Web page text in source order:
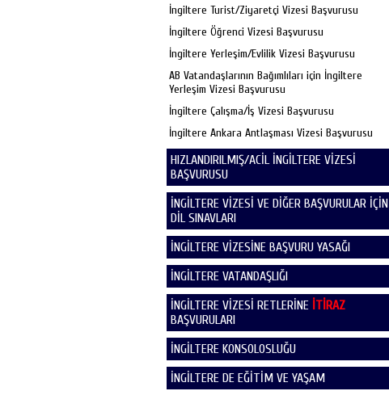
İngiltere Turist/Ziyaretçi Vizesi Başvurusu
İngiltere Öğrenci Vizesi Başvurusu
İngiltere Yerleşim/Evlilik Vizesi Başvurusu
AB Vatandaşlarının Bağımlıları için İngiltere
Yerleşim Vizesi Başvurusu
İngiltere Çalışma/İş Vizesi Başvurusu
İngiltere Ankara Antlaşması Vizesi Başvurusu
HIZLANDIRILMIŞ/ACİL İNGİLTERE VİZESİ
BAŞVURUSU
İNGİLTERE VİZESİ VE DİĞER BAŞVURULAR İÇİN
DİL SINAVLARI
İNGİLTERE VİZESİNE BAŞVURU YASAĞI
İNGİLTERE VATANDAŞLIĞI
İNGİLTERE VİZESİ RETLERİNE İTİRAZ
BAŞVURULARI
İNGİLTERE KONSOLOSLUĞU
İNGİLTERE DE EĞİTİM VE YAŞAM